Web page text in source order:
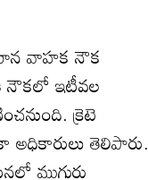
వాహక నౌక
నౌకలో ఇటీవల
క్రెటె
అధికారులు తెలిపారు.
ముగ్గురు